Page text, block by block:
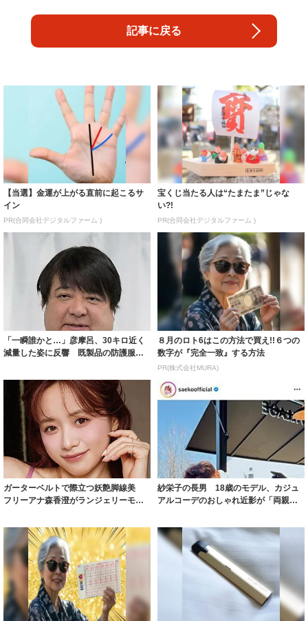
記事に戻る
【当選】金運が上がる直前に起こるサ
イン
PR(合同会社デジタルファーム )
宝くじ当たる人は“たまたま”じゃな
い?!
PR(合同会社デジタルファーム )
「一瞬誰かと…」彦摩呂、30キロ近く
減量した姿に反響 既製品の防護服が
８月のロト6はこの方法で買え!!６つの
数字が『完全一致』する方法
PR(株式会社MURA)
ガーターベルトで際立つ妖艶脚線美
フリーアナ森香澄がランジェリーモデ
紗栄子の長男 18歳のモデル、カジュ
アルコーデのおしゃれ近影が「両親の